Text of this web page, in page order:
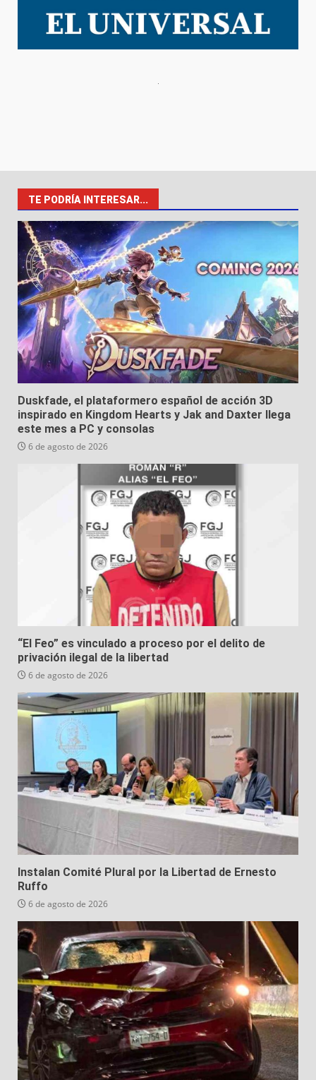
TE PODRÍA INTERESAR...
Duskfade, el plataformero español de acción 3D
inspirado en Kingdom Hearts y Jak and Daxter llega
este mes a PC y consolas
6 de agosto de 2026
“El Feo” es vinculado a proceso por el delito de
privación ilegal de la libertad
6 de agosto de 2026
Instalan Comité Plural por la Libertad de Ernesto
Ruffo
6 de agosto de 2026